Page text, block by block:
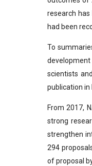
research
had been
To
scientists
publication in
From 2017,
strong
strengthen
294
of proposal